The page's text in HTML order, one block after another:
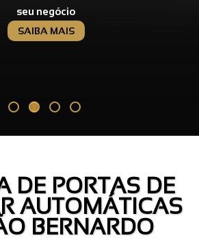
durável
SAIBA MAIS
DE PORTAS DE
AUTOMÁTICAS
BERNARDO